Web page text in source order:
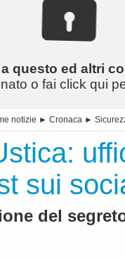
questo ed altri
o fai click qui
notizie ► Cronaca ►
sui
del